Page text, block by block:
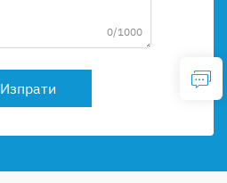
0/1000
Изпрати